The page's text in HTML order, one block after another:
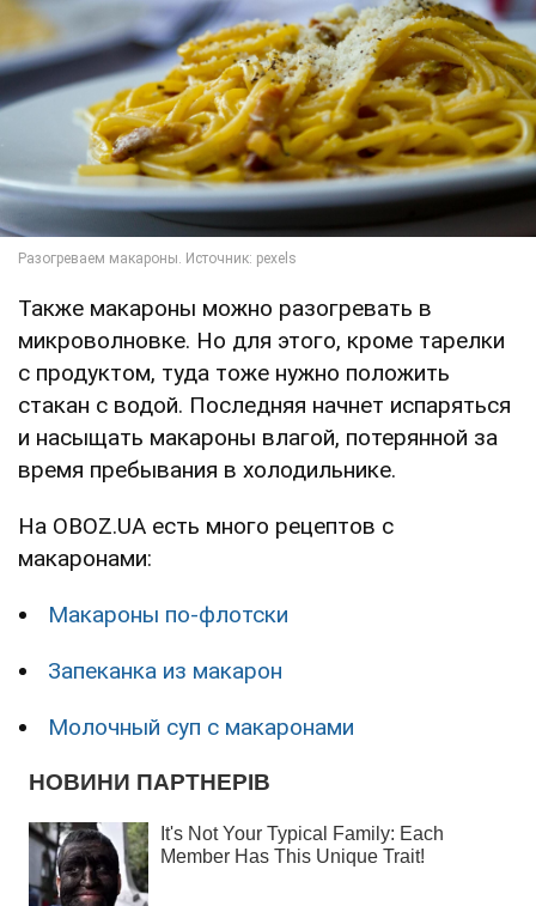
Также макароны можно разогревать в
микроволновке. Но для этого, кроме тарелки
с продуктом, туда тоже нужно положить
стакан с водой. Последняя начнет испаряться
и насыщать макароны влагой, потерянной за
время пребывания в холодильнике.
На OBOZ.UA есть много рецептов с
макаронами:
Макароны по-флотски
Запеканка из макарон
Молочный суп с макаронами